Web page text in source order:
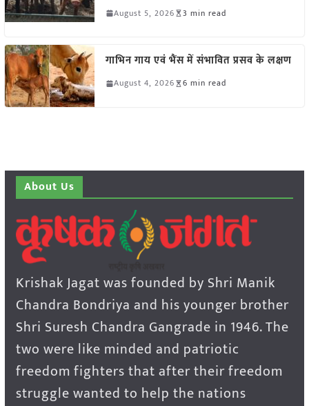
August 5, 2026 3 min read
गाभिन गाय एवं भैंस में संभावित प्रसव के लक्षण
August 4, 2026 6 min read
About Us
Krishak Jagat was founded by Shri Manik
Chandra Bondriya and his younger brother
Shri Suresh Chandra Gangrade in 1946. The
two were like minded and patriotic
freedom fighters that after their freedom
struggle wanted to help the nations